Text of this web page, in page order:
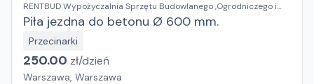
RENTBUD Wypożyczalnia Sprzętu Budowlanego ,Ogrodniczego i
Elektronarzędzi
Piła jezdna do betonu Ø 600 mm.
Przecinarki
250.00 zł/dzień
Warszawa, Warszawa